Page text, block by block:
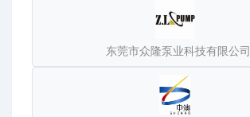
东莞市众隆泵业科技有限公司